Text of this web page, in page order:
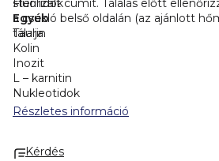
sterilizált cumit. Tálalás előtt
a csukló belső oldalán (az ajánlott
tálalja.
Fluoridok
Egyéb
Taurin
Kolin
Inozit
L – karnitin
Nukleotidok
Részletes információ
Kérdés